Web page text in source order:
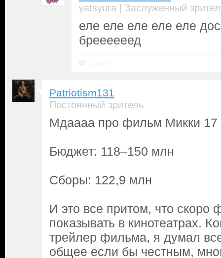
yatsyura | Заслуженный
еле еле еле еле еле
бреееееед
Patriotism131
Постоянный зритель
Мдаааа про фильм Микки 17
Бюджет: 118–150 млн
Сборы: 122,9 млн
И это все притом, что скоро
показывать в кинотеатрах.
трейлер фильма, я думал
общее если бы честным,